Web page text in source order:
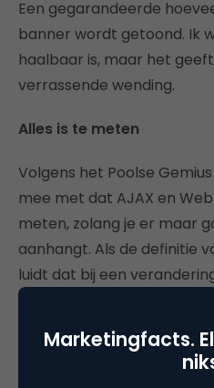
Een gegarandeerde
banner wordt getoond. Ik
haalbaar is, maar het
verrassende wending.
Alles is te meten
Volgens het Poolse
mee met dat AJAX en
meten, zolang je er maar
aanhangt. Als de definitie
luidt dat bij een
van de pagina dit het
meten. Ik vind dat wel
30% van een pagina, als
Marketingfacts.